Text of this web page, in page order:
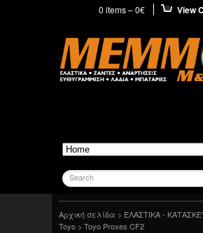
0 items –0€ View
Search
Αρχική σελίδα > ΕΛΑΣΤΙΚΑ -
Toyo > Toyo Proxes CF2